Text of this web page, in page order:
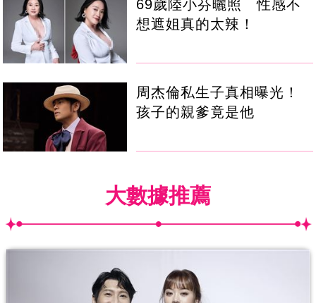
69歲陸小芬曬照 性感不
想遮姐真的太辣！
周杰倫私生子真相曝光！
孩子的親爹竟是他
大數據推薦